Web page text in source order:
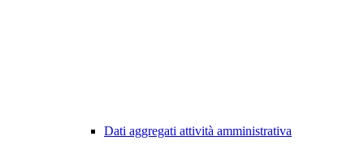
Dati aggregati attività amministrativa